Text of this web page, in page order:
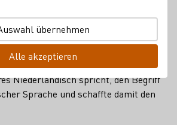
setzte sie sich mit der
Herkunft, desto höher ist das
auseinander. Zudem beschrieb die
diverser Auslandsaufenthalte sehr gut
Niederländisch spricht, den Begriff
Sprache und schaffte damit den
übernehmen
Alle akzeptieren